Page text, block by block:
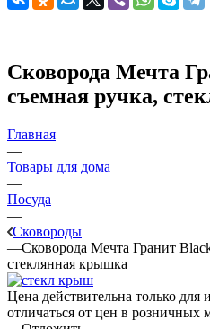
Сковорода Мечта
съемная ручка,
Главная
—
Товары для дома
—
Посуда
—
Сковороды
—Сковорода Мечта Гранит
стеклянная крышка
Цена действительна только для
отличаться от цен в розничных